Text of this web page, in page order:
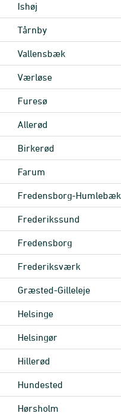
Ishøj
Tårnby
Vallensbæk
Værløse
Furesø
Allerød
Birkerød
Farum
Fredensborg-Humlebæk
Frederikssund
Fredensborg
Frederiksværk
Græsted-Gilleleje
Helsinge
Helsingør
Hillerød
Hundested
Hørsholm